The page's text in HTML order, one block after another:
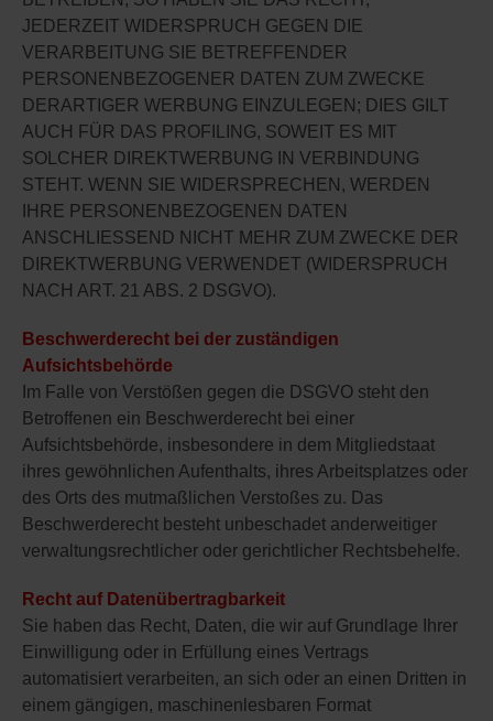
JEDERZEIT WIDERSPRUCH GEGEN DIE
VERARBEITUNG SIE BETREFFENDER
PERSONENBEZOGENER DATEN ZUM ZWECKE
DERARTIGER WERBUNG EINZULEGEN; DIES GILT
AUCH FÜR DAS PROFILING, SOWEIT ES MIT
SOLCHER DIREKTWERBUNG IN VERBINDUNG
STEHT. WENN SIE WIDERSPRECHEN, WERDEN
IHRE PERSONENBEZOGENEN DATEN
ANSCHLIESSEND NICHT MEHR ZUM ZWECKE DER
DIREKTWERBUNG VERWENDET (WIDERSPRUCH
NACH ART. 21 ABS. 2 DSGVO).
Beschwerderecht bei der zuständigen
Aufsichtsbehörde
Im Falle von Verstößen gegen die DSGVO steht den
Betroffenen ein Beschwerderecht bei einer
Aufsichtsbehörde, insbesondere in dem Mitgliedstaat
ihres gewöhnlichen Aufenthalts, ihres Arbeitsplatzes oder
des Orts des mutmaßlichen Verstoßes zu. Das
Beschwerderecht besteht unbeschadet anderweitiger
verwaltungsrechtlicher oder gerichtlicher Rechtsbehelfe.
Recht auf Datenübertragbarkeit
Sie haben das Recht, Daten, die wir auf Grundlage Ihrer
Einwilligung oder in Erfüllung eines Vertrags
automatisiert verarbeiten, an sich oder an einen Dritten in
einem gängigen, maschinenlesbaren Format